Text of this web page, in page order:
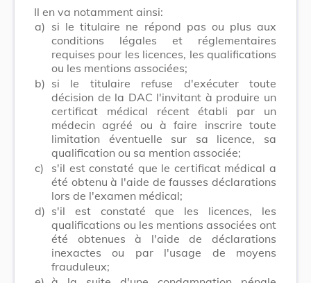
Il en va notamment ainsi:
a) si le titulaire ne répond pas ou plus aux
conditions légales et réglementaires
requises pour les licences, les qualifications
ou les mentions associées;
b) si le titulaire refuse d'exécuter toute
décision de la DAC l'invitant à produire un
certificat médical récent établi par un
médecin agréé ou à faire inscrire toute
limitation éventuelle sur sa licence, sa
qualification ou sa mention associée;
c)
s'il est constaté que le certificat médical a
été obtenu à l'aide de fausses déclarations
lors de l'examen médical;
d) s'il est constaté que les licences, les
qualifications ou les mentions associées ont
été obtenues à l'aide de déclarations
inexactes ou par l'usage de moyens
frauduleux;